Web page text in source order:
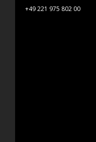
+49 221 975 802 00